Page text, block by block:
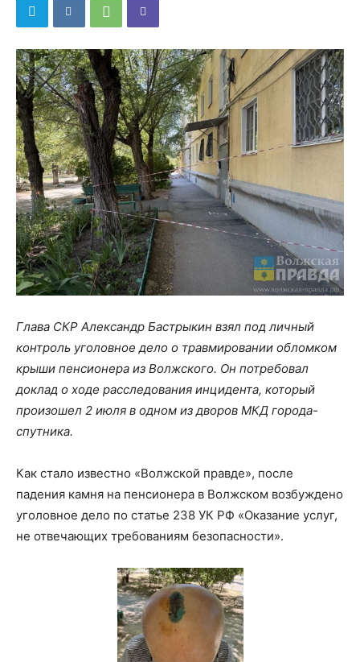
Глава СКР Александр Бастрыкин взял под личный
контроль уголовное дело о травмировании обломком
крыши пенсионера из Волжского. Он потребовал
доклад о ходе расследования инцидента, который
произошел 2 июля в одном из дворов МКД города-
спутника.
Как стало известно «Волжской правде», после
падения камня на пенсионера в Волжском возбуждено
уголовное дело по статье 238 УК РФ «Оказание услуг,
не отвечающих требованиям безопасности».